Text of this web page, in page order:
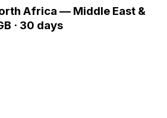
Africa — Middle East &
· 30 days